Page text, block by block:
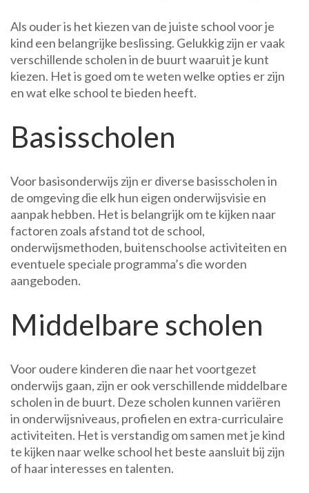
Als ouder is het kiezen van de juiste school voor je
kind een belangrijke beslissing. Gelukkig zijn er vaak
verschillende scholen in de buurt waaruit je kunt
kiezen. Het is goed om te weten welke opties er zijn
en wat elke school te bieden heeft.
Basisscholen
Voor basisonderwijs zijn er diverse basisscholen in
de omgeving die elk hun eigen onderwijsvisie en
aanpak hebben. Het is belangrijk om te kijken naar
factoren zoals afstand tot de school,
onderwijsmethoden, buitenschoolse activiteiten en
eventuele speciale programma’s die worden
aangeboden.
Middelbare scholen
Voor oudere kinderen die naar het voortgezet
onderwijs gaan, zijn er ook verschillende middelbare
scholen in de buurt. Deze scholen kunnen variëren
in onderwijsniveaus, profielen en extra-curriculaire
activiteiten. Het is verstandig om samen met je kind
te kijken naar welke school het beste aansluit bij zijn
of haar interesses en talenten.